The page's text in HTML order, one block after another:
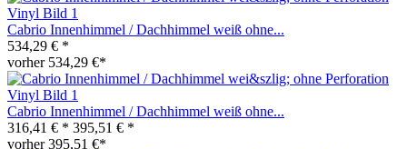
Cabrio Innenhimmel / Dachhimmel weiß ohne...
534,29 € *
vorher 534,29 €*
Cabrio Innenhimmel / Dachhimmel weiß ohne...
316,41 € * 395,51 € *
vorher 395,51 €*